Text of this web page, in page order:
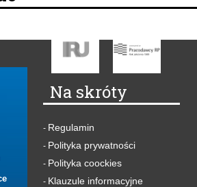
Na skróty
- Regulamin
- Polityka prywatności
- Polityka coockies
- Klauzule informacyjne